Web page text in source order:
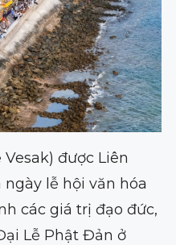
được Liên
lễ hội văn hóa
các giá trị đạo đức,
Lễ Phật Đản ở